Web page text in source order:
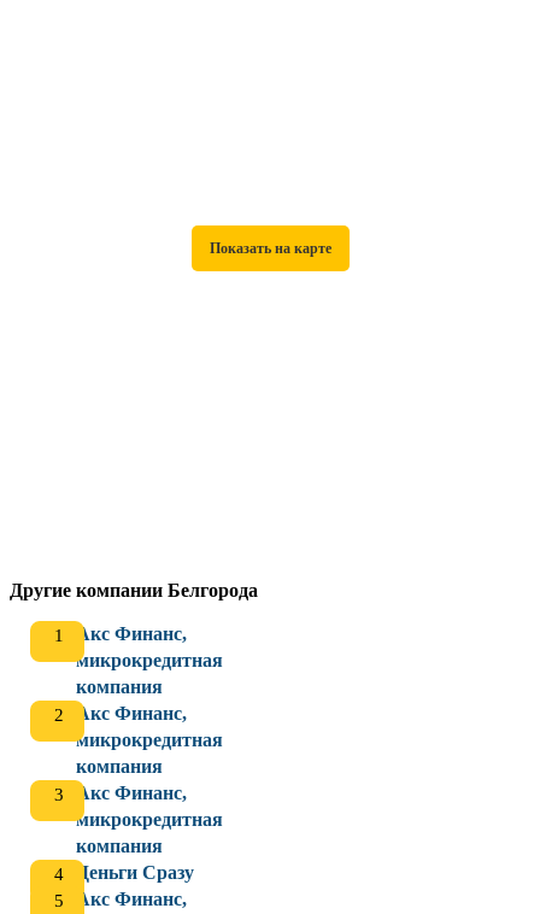
Другие компании Белгорода
Акс Финанс,
микрокредитная
компания
Акс Финанс,
микрокредитная
компания
Акс Финанс,
микрокредитная
компания
Деньги Сразу
Акс Финанс,